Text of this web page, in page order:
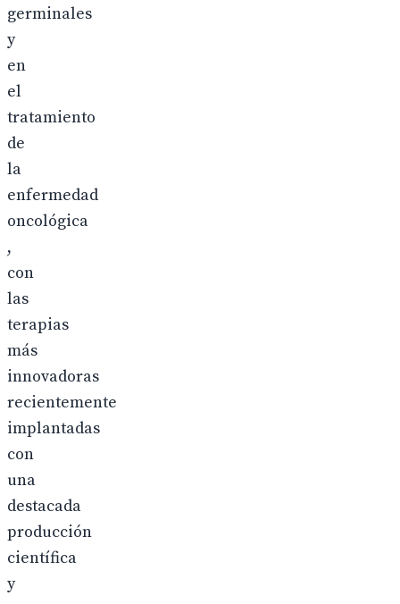
germinales
y
en
el
tratamiento
de
la
enfermedad
oncológica
,
con
las
terapias
más
innovadoras
recientemente
implantadas
con
una
destacada
producción
científica
y